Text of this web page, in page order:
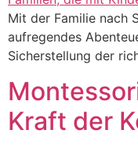
Mit der Familie nach
aufregendes
Sicherstellung der
Kraft der